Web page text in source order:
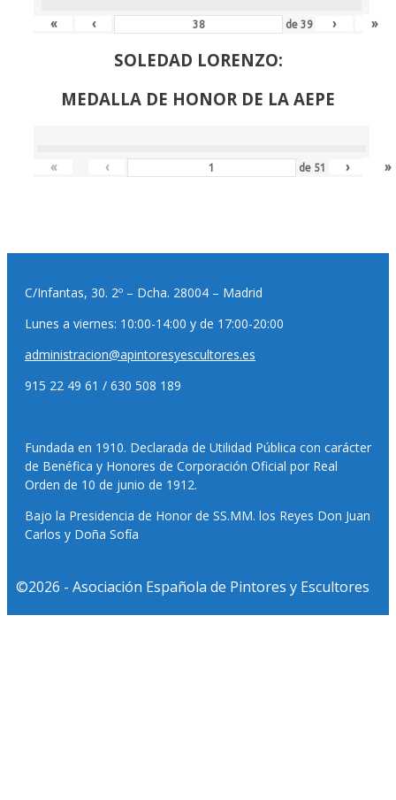
« ‹ de39 › »
SOLEDAD LORENZO:
MEDALLA DE HONOR DE LA AEPE
« ‹ de 51 › »
C/Infantas, 30. 2º – Dcha. 28004 – Madrid
Lunes a viernes: 10:00-14:00 y de 17:00-20:00
administracion@apintoresyescultores.es
915 22 49 61 / 630 508 189
Fundada en 1910. Declarada de Utilidad Pública con carácter
de Benéfica y Honores de Corporación Oficial por Real
Orden de 10 de junio de 1912.
Bajo la Presidencia de Honor de SS.MM. los Reyes Don Juan
Carlos y Doña Sofía
©2026 - Asociación Española de Pintores y Escultores